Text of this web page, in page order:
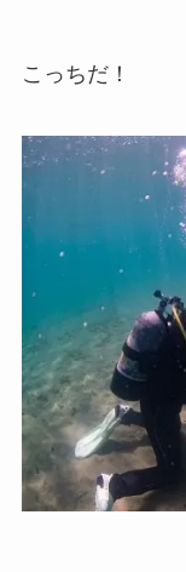
こっちだ！